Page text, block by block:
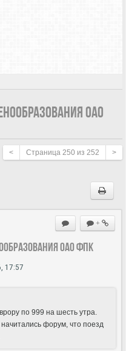
ОАО
< Страница 250 из 252 >
+
ОАО ФПК
17:57
по 999 на шесть утра.
форум, что поезд